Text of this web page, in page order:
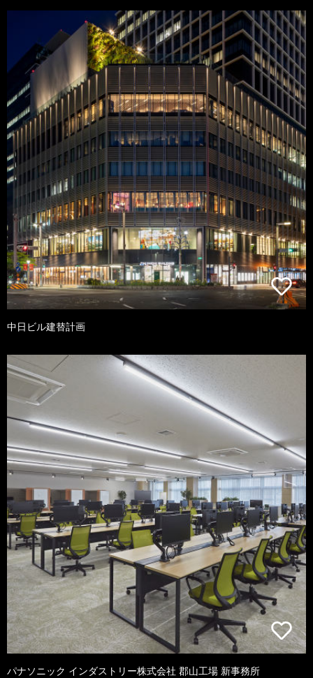
中日ビル建替計画
パナソニック インダストリー株式会社 郡山工場 新事務所